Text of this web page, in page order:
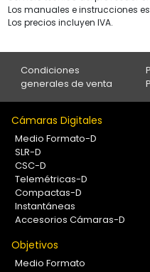
Los manuales e instrucciones
Los precios incluyen IVA.
Condiciones
generales de venta
Cámaras Digitales
Medio Formato-D
SLR-D
CSC-D
Telemétricas-D
Compactas-D
Instantáneas
Accesorios Cámaras-D
Objetivos
Medio Formato